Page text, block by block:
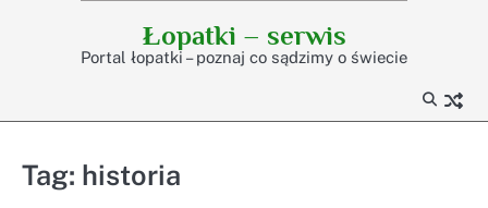
Łopatki – serwis
Portal łopatki – poznaj co sądzimy o świecie
Tag: historia